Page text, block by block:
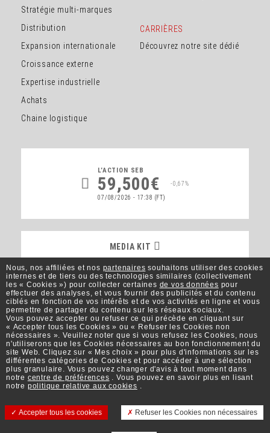
Stratégie multi-marques
Distribution
Expansion internationale
Croissance externe
Expertise industrielle
Achats
Chaine logistique
CARRIÈRES
Découvrez notre site dédié
L’ACTION SEB
59,500€
07/08/2026 - 17:38 (FT)
-0,67%
MEDIA KIT
MEDIA KIT
Mieux Vivre
M'INSCRIRE À LA NEWSLETTER
Contact
Conditions d'utilisation
Nous, nos affiliées et nos partenaires souhaitons utiliser des cookies
internes et de tiers ou des technologies similaires (collectivement
les « Cookies ») pour collecter certaines de vos données pour
effectuer des analyses, et vous fournir des publicités et du contenu
ciblés en fonction de vos intérêts et de vos activités en ligne et vous
permettre de partager du contenu sur les réseaux sociaux.
Vous pouvez accepter ou refuser ce qui précède en cliquant sur
« Accepter tous les Cookies » ou « Refuser les Cookies non
nécessaires ». Veuillez noter que si vous refusez les Cookies, nous
n'utiliserons que les Cookies nécessaires au bon fonctionnement du
site Web. Cliquez sur « Mes choix » pour plus d'informations sur les
différentes catégories de Cookies et pour accéder à une sélection
plus granulaire. Vous pouvez changer d'avis à tout moment dans
notre centre de préférences . Vous pouvez en savoir plus en lisant
notre politique relative aux cookies .
Accepter tous les cookies Refuser les Cookies non nécessaires